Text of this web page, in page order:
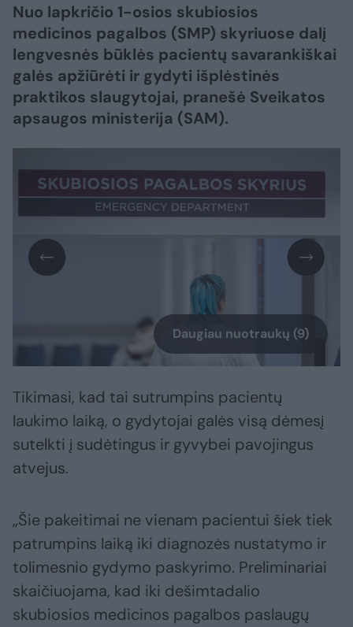
Nuo lapkričio 1-osios skubiosios
medicinos pagalbos (SMP) skyriuose dalį
lengvesnės būklės pacientų savarankiškai
galės apžiūrėti ir gydyti išplėstinės
praktikos slaugytojai, pranešė Sveikatos
apsaugos ministerija (SAM).
Daugiau nuotraukų (9)
Tikimasi, kad tai sutrumpins pacientų
laukimo laiką, o gydytojai galės visą dėmesį
sutelkti į sudėtingus ir gyvybei pavojingus
atvejus.
„Šie pakeitimai ne vienam pacientui šiek tiek
patrumpins laiką iki diagnozės nustatymo ir
tolimesnio gydymo paskyrimo. Preliminariai
skaičiuojama, kad iki dešimtadalio
skubiosios medicinos pagalbos paslaugų